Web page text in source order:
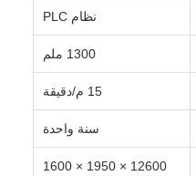
نظام PLC
1300 ملم
15 م/دقيقة
سنة واحدة
12600 × 1950 × 1600